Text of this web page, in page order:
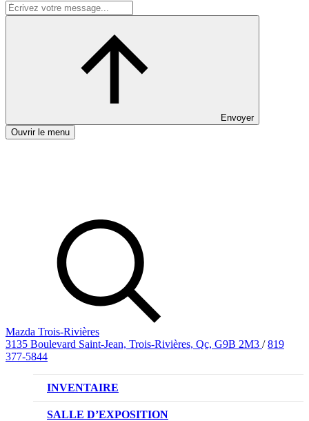
Envoyer
Ouvrir le menu
Mazda Trois-Rivières
3135 Boulevard Saint-Jean, Trois-Rivières, Qc, G9B 2M3 / 819
377-5844
INVENTAIRE
VÉHICULES NEUFS
SALLE D’EXPOSITION